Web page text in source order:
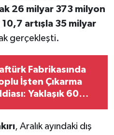
26 milyar 373 milyon
10,7 artışla 35 milyar
gerçekleşti.
Fabrikasında
İşten Çıkarma
Yaklaşık 60
, Aralık ayındaki dış